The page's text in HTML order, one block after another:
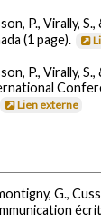
P., Virally,
(1 page).
P., Virally,
Lien externe
G.,